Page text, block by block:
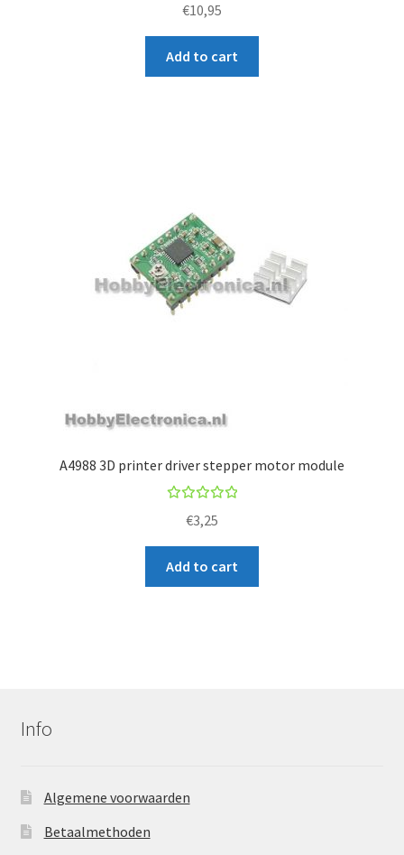
€10,95
Add to cart
A4988 3D printer driver stepper motor module
out
€3,25
Add to cart
Info
Algemene voorwaarden
Betaalmethoden